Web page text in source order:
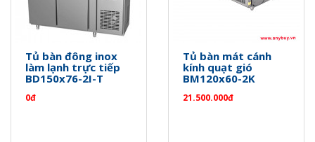
Tủ bàn đông inox
làm lạnh trực tiếp
BD150x76-2I-T
0đ
Tủ bàn mát cánh
kính quạt gió
BM120x60-2K
21.500.000đ